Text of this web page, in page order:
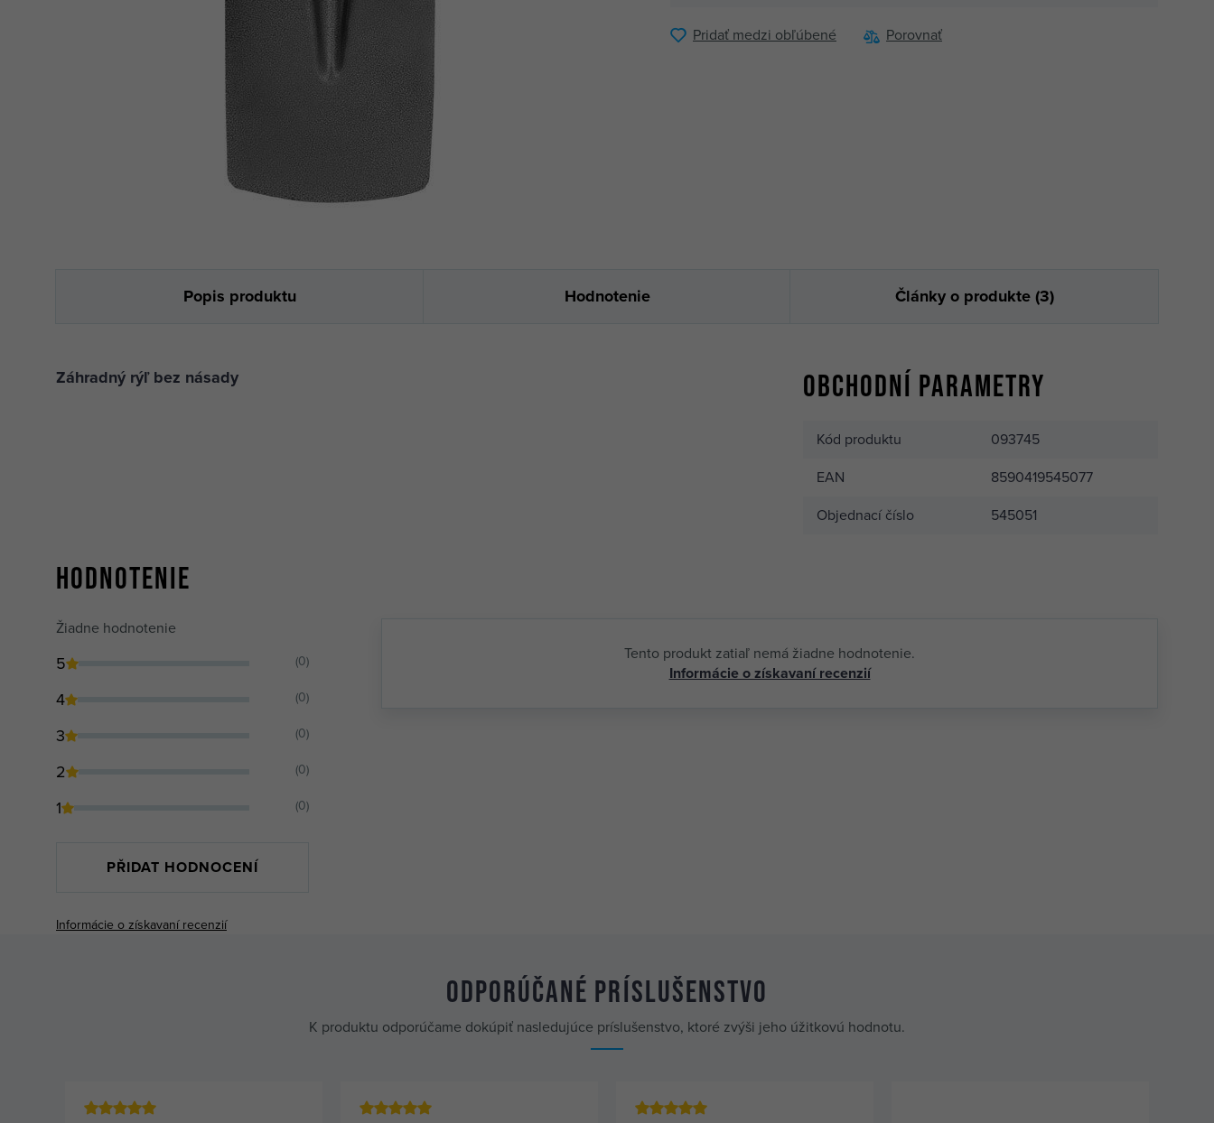
Pridať medzi obľúbené Porovnať
Popis produktu Hodnotenie Články o produkte (3)
Záhradný rýľ bez násady Obchodní parametry
Kód produktu 093745
EAN 8590419545077
Objednací číslo 545051
Hodnotenie
Žiadne hodnotenie
5 (0)
4 (0)
3 (0)
2 (0)
1 (0)
PŘIDAT HODNOCENÍ
Informácie o získavaní recenzií
Tento produkt zatiaľ nemá žiadne hodnotenie.
Informácie o získavaní recenzií
Odporúčané príslušenstvo
K produktu odporúčame dokúpiť nasledujúce príslušenstvo, ktoré zvýši jeho úžitkovú hodnotu.